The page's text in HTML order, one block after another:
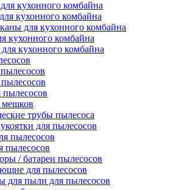
кухонного комбайна
кухонного комбайна
для кухонного комбайна
кухонного комбайна
кухонного комбайна
мешков
трубы пылесоса
для пылесосов
пылесосов
пылесосов
/ батареи пылесосов
для пылесосов
для пыли для пылесосов